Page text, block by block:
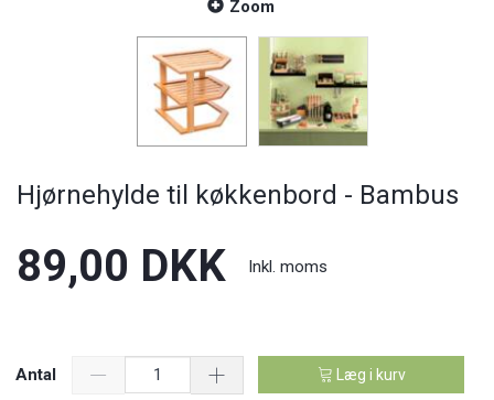
Zoom
Hjørnehylde til køkkenbord - Bambus
89,00 DKK Inkl. moms
Antal Læg i kurv